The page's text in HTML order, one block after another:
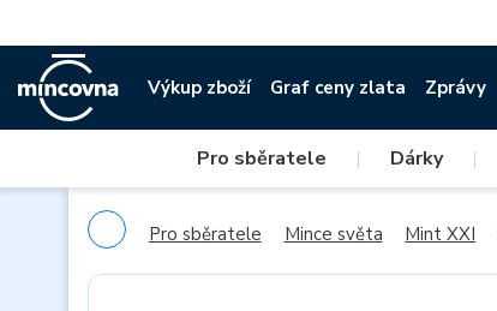
Výkup zboží Graf ceny zlata Zprávy
Pro sběratele | Dárky |
Pro sběratele Mince světa Mint XXI